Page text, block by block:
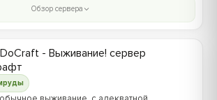
Обзор сервера
- Выживание! сервер